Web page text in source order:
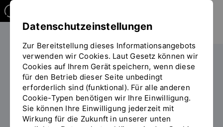
PERSONEN
Prof. Dr. rer.pol., Dipl.Kfm. Bernd
Wolfrum
Datenschutzeinstellungen
Zur Bereitstellung dieses Informationsangebots
verwenden wir Cookies. Laut Gesetz können wir
Cookies auf Ihrem Gerät speichern, wenn diese
für den Betrieb dieser Seite unbedingt
erforderlich sind (funktional). Für alle anderen
Cookie-Typen benötigen wir Ihre Einwilligung.
Sie können Ihre Einwilligung jederzeit mit
Wirkung für die Zukunft in unserer unten